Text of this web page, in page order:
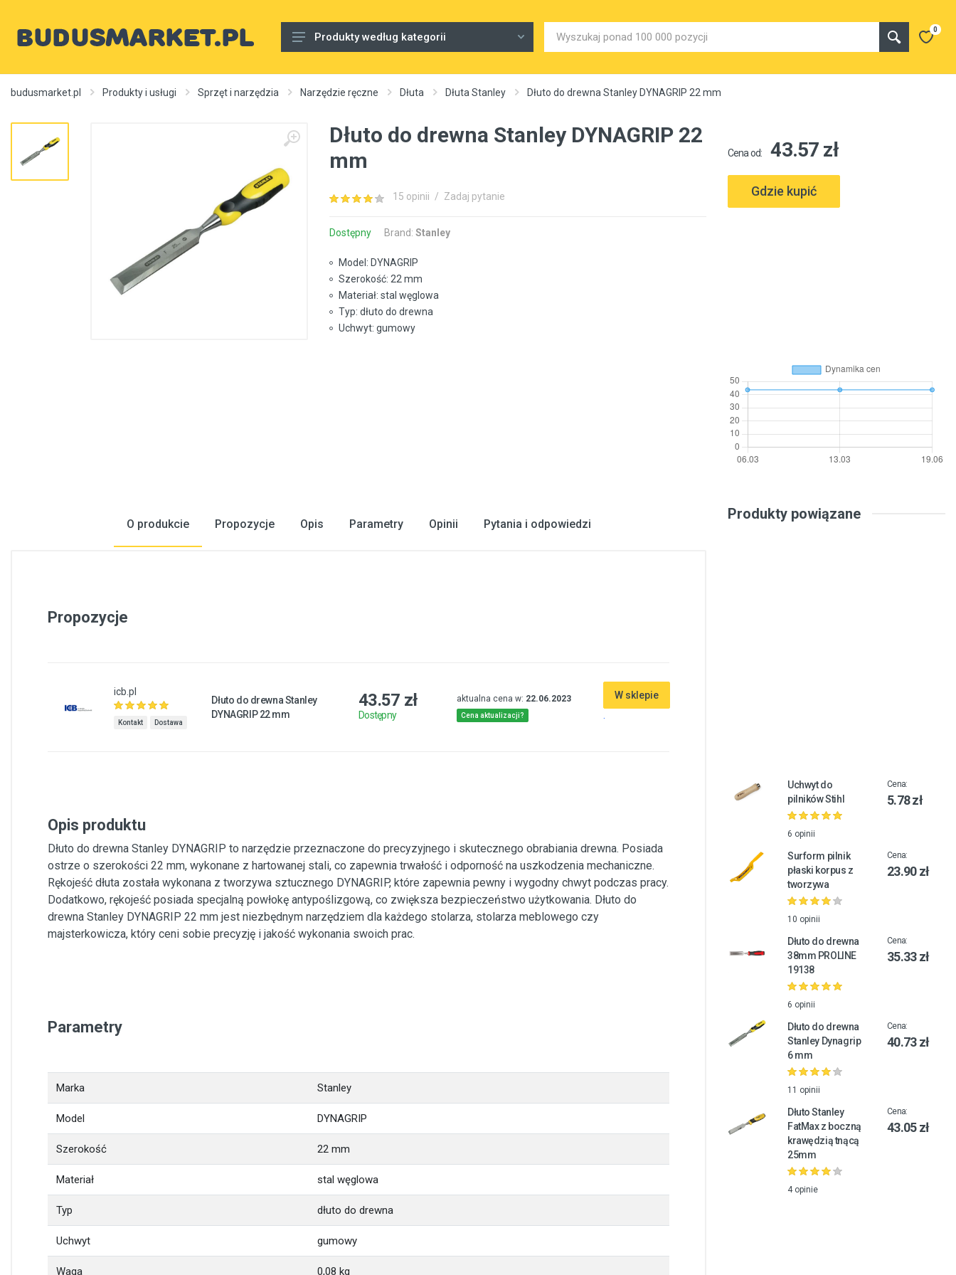
Materiały budowlane
Wnętrze
Zewnętrzny
Produkty według kategorii
0
budusmarket.pl Produkty i usługi Sprzęt i narzędzia Narzędzie ręczne Dłuta Dłuta Stanley Dłuto do drewna Stanley DYNAGRIP 22 mm
Dłuto do drewna Stanley DYNAGRIP 22
mm
15 opinii / Zadaj pytanie
Dostępny Brand: Stanley
Model: DYNAGRIP
Szerokość: 22 mm
Materiał: stal węglowa
Typ: dłuto do drewna
Uchwyt: gumowy
Cena od: 43.57 zł
Gdzie kupić
O produkcie Propozycje Opis Parametry Opinii Pytania i odpowiedzi
Propozycje
icb.pl
Kontakt Dostawa
Dłuto do drewna Stanley
DYNAGRIP 22 mm
43.57 zł
Dostępny
aktualna cena w: 22.06.2023
Cena aktualizacji?
W sklepie
.
Opis produktu
Dłuto do drewna Stanley DYNAGRIP to narzędzie przeznaczone do precyzyjnego i skutecznego obrabiania drewna. Posiada
ostrze o szerokości 22 mm, wykonane z hartowanej stali, co zapewnia trwałość i odporność na uszkodzenia mechaniczne.
Rękojeść dłuta została wykonana z tworzywa sztucznego DYNAGRIP, które zapewnia pewny i wygodny chwyt podczas pracy.
Dodatkowo, rękojeść posiada specjalną powłokę antypoślizgową, co zwiększa bezpieczeństwo użytkowania. Dłuto do
drewna Stanley DYNAGRIP 22 mm jest niezbędnym narzędziem dla każdego stolarza, stolarza meblowego czy
majsterkowicza, który ceni sobie precyzję i jakość wykonania swoich prac.
Parametry
Marka Stanley
Model DYNAGRIP
Szerokość 22 mm
Materiał stal węglowa
Typ dłuto do drewna
Uchwyt gumowy
Waga 0,08 kg
Produkty powiązane
Uchwyt do
pilników Stihl
6 opinii
Cena:
5.78 zł
Surform pilnik
płaski korpus z
tworzywa
10 opinii
Cena:
23.90 zł
Dłuto do drewna
38mm PROLINE
19138
6 opinii
Cena:
35.33 zł
Dłuto do drewna
Stanley Dynagrip
6 mm
11 opinii
Cena:
40.73 zł
Dłuto Stanley
FatMax z boczną
krawędzią tnącą
25mm
4 opinie
Cena:
43.05 zł